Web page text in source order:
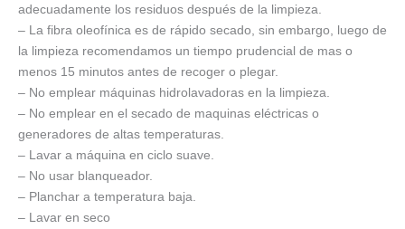
adecuadamente los residuos después de la limpieza.
– La fibra oleofínica es de rápido secado, sin embargo, luego de
la limpieza recomendamos un tiempo prudencial de mas o
menos 15 minutos antes de recoger o plegar.
– No emplear máquinas hidrolavadoras en la limpieza.
– No emplear en el secado de maquinas eléctricas o
generadores de altas temperaturas.
– Lavar a máquina en ciclo suave.
– No usar blanqueador.
– Planchar a temperatura baja.
– Lavar en seco